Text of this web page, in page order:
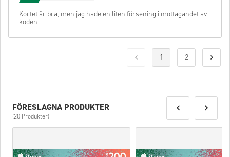
Kortet är bra, men jag hade en liten försening i mottagandet av
koden.
1 2
FÖRESLAGNA PRODUKTER
(20 Produkter)